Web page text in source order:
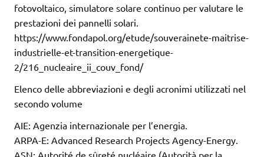
fotovoltaico, simulatore solare continuo per valutare le
prestazioni dei pannelli solari.
https://www.fondapol.org/etude/souverainete-maitrise-
industrielle-et-transition-energetique-
2/216_nucleaire_ii_couv_fond/
Elenco delle abbreviazioni e degli acronimi utilizzati nel
secondo volume
AIE: Agenzia internazionale per l’energia.
ARPA-E: Advanced Research Projects Agency-Energy.